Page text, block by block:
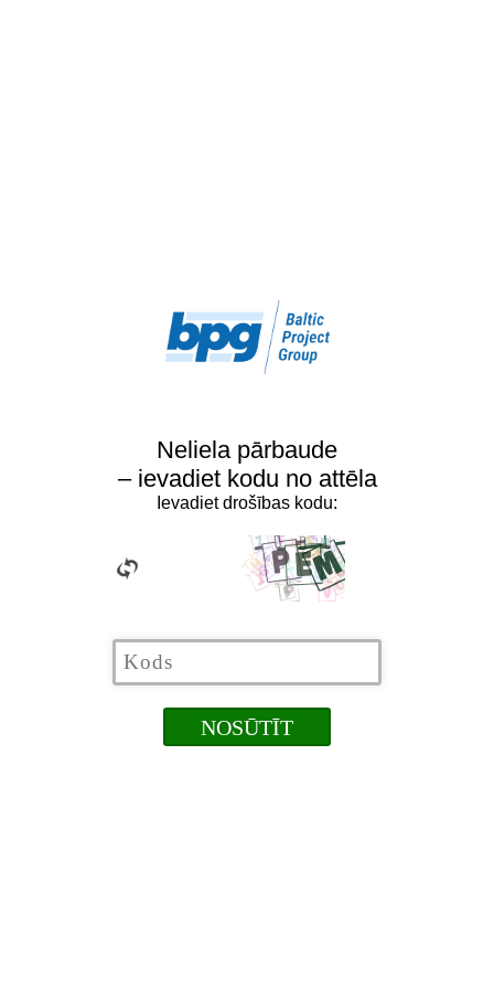
Neliela pārbaude
– ievadiet kodu no attēla
Ievadiet drošības kodu: